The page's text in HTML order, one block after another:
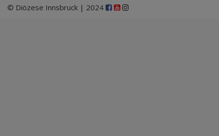
© Diözese Innsbruck | 2024